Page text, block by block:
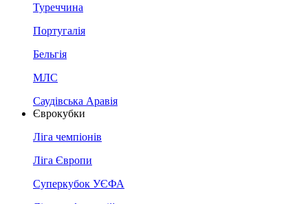
Туреччина
Португалія
Бельгія
МЛС
Саудівська Аравія
Єврокубки
Ліга чемпіонів
Ліга Європи
Суперкубок УЄФА